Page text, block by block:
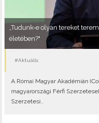
„Tudunk-e olyan tereket
életében?"
#Aktuális
A Római Magyar Akadémián
magyarországi Férfi
Szerzetesi..